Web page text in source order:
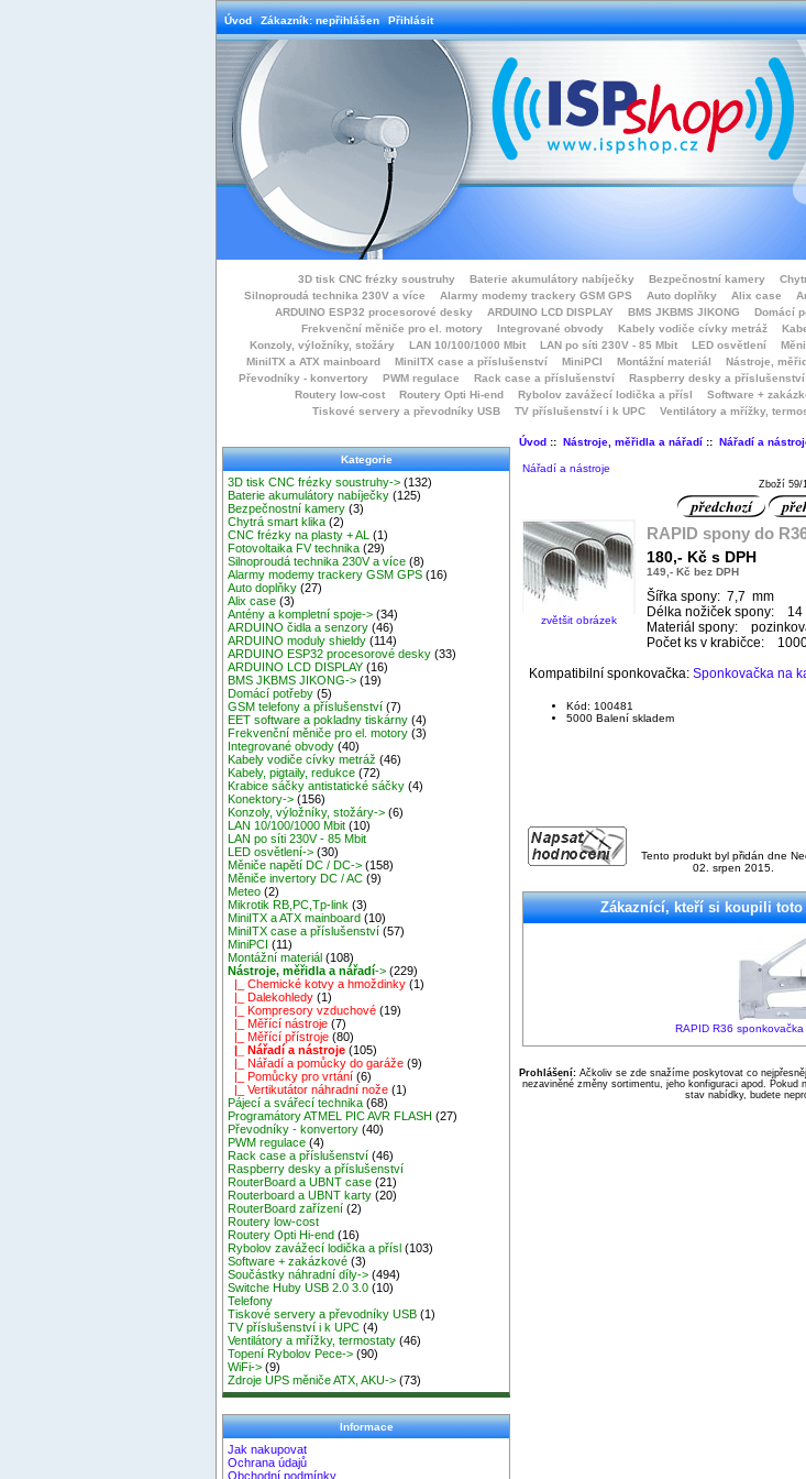
Úvod Zákazník: nepřihlášen Přihlásit
3D tisk CNC frézky soustruhy Baterie akumulátory nabíječky Bezpečnostní kamery
Silnoproudá technika 230V a více
Alarmy modemy trackery GSM GPS Auto doplňky Alix case
ARDUINO ESP32 procesorové desky
ARDUINO LCD DISPLAY BMS JKBMS JIKONG Domácí
Frekvenční měniče pro el. motory
Integrované obvody Kabely vodiče cívky metráž
Konzoly, výložníky, stožáry
LAN 10/100/1000 Mbit LAN po síti 230V - 85 Mbit LED osvětlení
MiniITX a ATX mainboard
MiniITX case a příslušenství MiniPCI Montážní materiál Nástroje,
Převodníky - konvertory
PWM regulace Rack case a příslušenství Raspberry desky a příslušenství
Routery low-cost
Routery Opti Hi-end Rybolov zavážecí lodička a přísl Software +
Tiskové servery a převodníky USB
TV příslušenství i k UPC Ventilátory a mřížky,
Kategorie
3D tisk CNC frézky soustruhy-> (132)
Baterie akumulátory nabíječky (125)
Bezpečnostní kamery (3)
Chytrá smart klika (2)
CNC frézky na plasty + AL
(1)
Fotovoltaika FV technika (29)
Silnoproudá technika 230V a více (8)
Alarmy modemy trackery GSM GPS (16)
Auto doplňky (27)
Alix case (3)
Antény a kompletní spoje-> (34)
ARDUINO čidla a senzory (46)
ARDUINO moduly shieldy (114)
ARDUINO ESP32 procesorové desky (33)
ARDUINO LCD DISPLAY (16)
BMS JKBMS JIKONG-> (19)
Domácí potřeby (5)
GSM telefony a příslušenství (7)
EET software a pokladny tiskárny (4)
Frekvenční měniče pro el. motory (3)
Integrované obvody (40)
Kabely vodiče cívky metráž (46)
Kabely, pigtaily, redukce (72)
Krabice sáčky antistatické sáčky (4)
Konektory-> (156)
Konzoly, výložníky, stožáry-> (6)
LAN 10/100/1000 Mbit (10)
LAN po síti 230V - 85 Mbit
LED osvětlení-> (30)
Měniče napětí DC / DC-> (158)
Měniče invertory DC / AC (9)
Meteo (2)
Mikrotik RB,PC,Tp-link (3)
MiniITX a ATX mainboard (10)
MiniITX case a příslušenství (57)
MiniPCI (11)
Montážní materiál (108)
Nástroje, měřidla a nářadí-> (229)
|_ Chemické kotvy a hmoždinky (1)
|_ Dalekohledy (1)
|_ Kompresory vzduchové (19)
|_ Měřící nástroje (7)
|_ Měřící přístroje (80)
|_ Nářadí a nástroje (105)
|_ Nářadí a pomůcky do garáže (9)
|_ Pomůcky pro vrtání (6)
|_ Vertikutátor náhradní nože (1)
Pájecí a svářecí technika (68)
Programátory ATMEL PIC AVR FLASH (27)
Převodníky - konvertory (40)
PWM regulace (4)
Rack case a příslušenství (46)
Raspberry desky a příslušenství
RouterBoard a UBNT case (21)
Routerboard a UBNT karty (20)
RouterBoard zařízení (2)
Routery low-cost
Routery Opti Hi-end (16)
Rybolov zavážecí lodička a přísl (103)
Software + zakázkové (3)
Součástky náhradní díly-> (494)
Switche Huby USB 2.0 3.0 (10)
Telefony
Tiskové servery a převodníky USB (1)
TV příslušenství i k UPC (4)
Ventilátory a mřížky, termostaty (46)
Topení Rybolov Pece-> (90)
WiFi-> (9)
Zdroje UPS měniče ATX, AKU-> (73)
Informace
Jak nakupovat
Ochrana údajů
Obchodní podmínky
Úvod:: Nástroje, měřidla a nářadí:: Nářadí a
Nářadí a nástroje
Zboží 59/
zvětšit obrázek
RAPID spony do
180,- Kč s DPH
149,- Kč bez DPH
Šířka spony: 7,7 mm
Délka nožiček spony: 14
Materiál spony:
Počet ks v krabičce:
Kompatibilní sponkovačka: Sponkovačka na
Kód: 100481
5000 Balení skladem
Tento produkt byl přidán dne
02. srpen 2015.
Zákaznící, kteří si koupili
RAPID R36 sponkovačka
Prohlášení:Ačkoliv se zde snažíme poskytovat co
nezaviněné změny sortimentu, jeho konfiguraci apod.
stav nabídky, budete